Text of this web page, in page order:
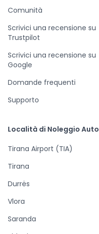
Comunità
Scrivici una recensione su
Trustpilot
Scrivici una recensione su
Google
Domande frequenti
Supporto
Località di Noleggio Auto
Tirana Airport (TIA)
Tirana
Durrës
Vlora
Saranda